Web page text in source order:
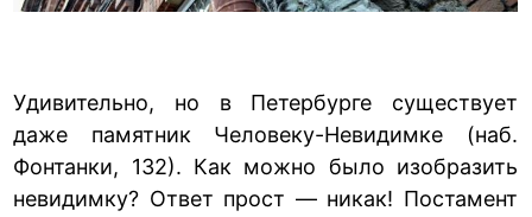
Удивительно, но в Петербурге существует
даже памятник Человеку-Невидимке (наб.
Фонтанки, 132). Как можно было изобразить
невидимку? Ответ прост — никак! Постамент